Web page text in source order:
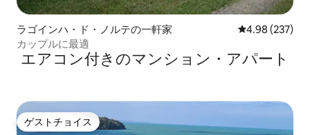
ラゴインハ・ド・ノルテの一軒家 レビュー237
4.98 (237)
カップルに最適
エアコン付きのマンション・アパート
ゲストチョイス
ゲストチョイス